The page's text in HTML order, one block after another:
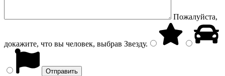
Пожалуйста,
докажите, что вы человек, выбрав Звезду.